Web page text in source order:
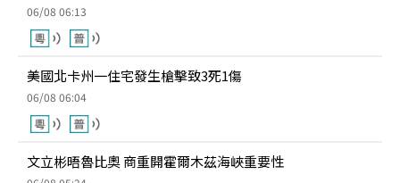
06/08 06:13
美國北卡州一住宅發生槍擊致3死1傷
06/08 06:04
文立彬晤魯比奧 商重開霍爾木茲海峽重要性